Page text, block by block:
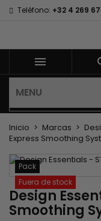
Teléfono: +32 4 269

MENU
Inicio Marcas
Express Smoothing
Pack
Fuera de stock
Design
Smoothing